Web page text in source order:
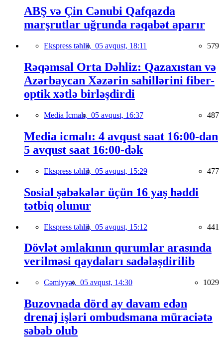
ABŞ və Çin Cənubi Qafqazda
marşrutlar uğrunda rəqabət aparır
Ekspress təhlil, 05 avqust, 18:11 579
Rəqəmsal Orta Dəhliz: Qazaxıstan və
Azərbaycan Xəzərin sahillərini fiber-
optik xətlə birləşdirdi
Media İcmalı, 05 avqust, 16:37 487
Media icmalı: 4 avqust saat 16:00-dan
5 avqust saat 16:00-dək
Ekspress təhlil, 05 avqust, 15:29 477
Sosial şəbəkələr üçün 16 yaş həddi
tətbiq olunur
Ekspress təhlil, 05 avqust, 15:12 441
Dövlət əmlakının qurumlar arasında
verilməsi qaydaları sadələşdirilib
Cəmiyyət, 05 avqust, 14:30 1029
Buzovnada dörd ay davam edən
drenaj işləri ombudsmana müraciətə
səbəb olub